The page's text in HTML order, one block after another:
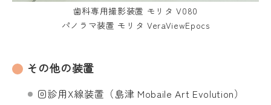
歯科専用撮影装置 モリタ V080
パノラマ装置 モリタ VeraViewEpocs
その他の装置
回診用X線装置（島津 Mobaile Art Evolution）